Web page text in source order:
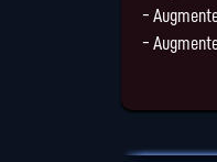
-
-